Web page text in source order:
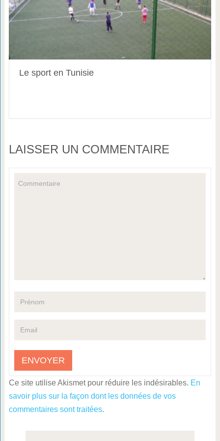
Le sport en Tunisie
LAISSER UN COMMENTAIRE
Ce site utilise Akismet pour réduire les indésirables. En
savoir plus sur la façon dont les données de vos
commentaires sont traitées.